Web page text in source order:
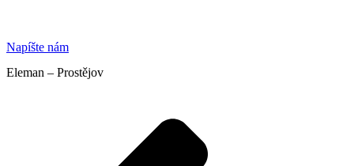
Napíšte nám
Eleman – Prostějov